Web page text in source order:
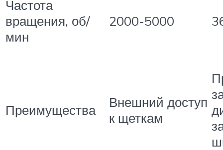
Частота
вращения, об/
мин
2000-5000
Преимущества
Внешний доступ
к щеткам